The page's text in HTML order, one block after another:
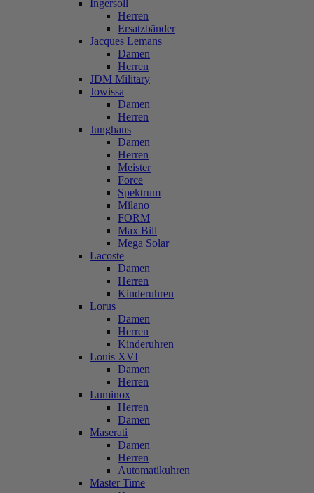
Ingersoll
Herren
Ersatzbänder
Jacques Lemans
Damen
Herren
JDM Military
Jowissa
Damen
Herren
Junghans
Damen
Herren
Meister
Force
Spektrum
Milano
FORM
Max Bill
Mega Solar
Lacoste
Damen
Herren
Kinderuhren
Lorus
Damen
Herren
Kinderuhren
Louis XVI
Damen
Herren
Luminox
Herren
Damen
Maserati
Damen
Herren
Automatikuhren
Master Time